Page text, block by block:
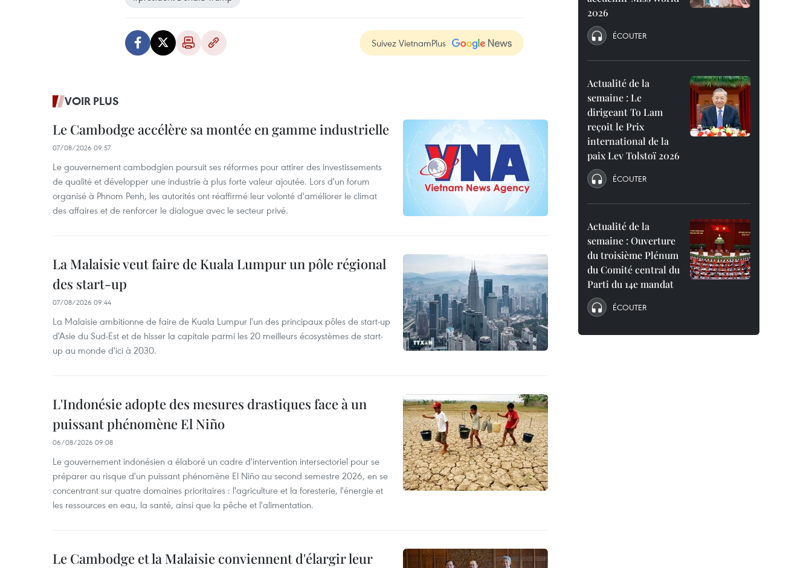
Suivez VietnamPlus
VOIR PLUS
Le Cambodge accélère sa montée en gamme industrielle
07/08/2026 09:57
Le gouvernement cambodgien poursuit ses réformes pour attirer des investissements
de qualité et développer une industrie à plus forte valeur ajoutée. Lors d'un forum
organisé à Phnom Penh, les autorités ont réaffirmé leur volonté d'améliorer le climat
des affaires et de renforcer le dialogue avec le secteur privé.
La Malaisie veut faire de Kuala Lumpur un pôle régional
des start-up
07/08/2026 09:44
La Malaisie ambitionne de faire de Kuala Lumpur l'un des principaux pôles de start-up
d'Asie du Sud-Est et de hisser la capitale parmi les 20 meilleurs écosystèmes de start-
up au monde d'ici à 2030.
L'Indonésie adopte des mesures drastiques face à un
puissant phénomène El Niño
06/08/2026 09:08
Le gouvernement indonésien a élaboré un cadre d'intervention intersectoriel pour se
préparer au risque d'un puissant phénomène El Niño au second semestre 2026, en se
concentrant sur quatre domaines prioritaires : l'agriculture et la foresterie, l'énergie et
les ressources en eau, la santé, ainsi que la pêche et l'alimentation.
Le Cambodge et la Malaisie conviennent d'élargir leur
2026
ÉCOUTER
Actualité de la
semaine : Le
dirigeant To Lam
reçoit le Prix
international de la
paix Lev Tolstoï 2026
ÉCOUTER
Actualité de la
semaine : Ouverture
du troisième Plénum
du Comité central du
Parti du 14e mandat
ÉCOUTER